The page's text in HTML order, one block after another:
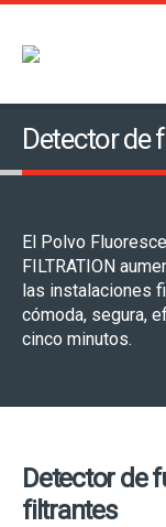
Detector de
El Polvo
FILTRATION
las instalaciones
cómoda, segura,
cinco minutos.
Detector de
filtrantes